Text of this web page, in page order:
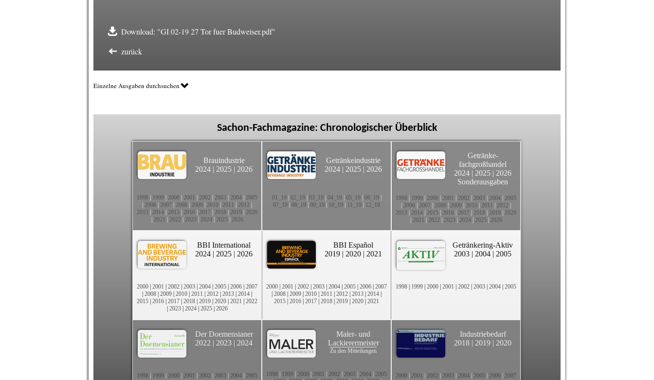
Download: "GI 02-19 27 Tor fuer Budweiser.pdf"
zurück
Einzelne Ausgaben durchsuchen
Sachon-Fachmagazine: Chronologischer Überblick
Brauindustrie
2024 | 2025 | 2026
1998 1999 2000 2001 2002 2003 2004 2005
2006 2007 2008 2009 2010 2011 2012
2013 2014 2015 2016 2017 2018 2019 2020
2021 2022 2023| 2024| 2025| 2026
Getränkeindustrie
2024 | 2025 | 2026
01_19| 02_19| 03_19| 04_19| 05_19| 06_19|
07_19 08_19 09_19 10_19 11_19 12_19
Getränke-
fachgroßhandel
2024 | 2025 | 2026
Sonderausgaben
1998 1999 2000 2001 2002 2003 2004 2005
2006 2007 2008 2009 2010 2011 2012
2013 2014 2015 2016 2017 2018 2019 2020
2021 2022 2023| 2024| 2025| 2026
BBI International
2024 | 2025 | 2026
2000 | 2001 | 2002 | 2003 | 2004 | 2005 | 2006 | 2007
| 2008 | 2009 | 2010 | 2011 | 2012 | 2013 | 2014 |
2015 | 2016 | 2017 | 2018 | 2019 | 2020 | 2021 | 2022
| 2023| 2024| 2025| 2026
BBI Español
2019 | 2020 | 2021
2000 | 2001 | 2002 | 2003 | 2004 | 2005 | 2006 | 2007
| 2008 | 2009 | 2010 | 2011 | 2012 | 2013 | 2014 |
2015 | 2016 | 2017 | 2018 | 2019 | 2020 | 2021
Getränkering-Aktiv
2003 | 2004 | 2005
1998 | 1999 | 2000 | 2001 | 2002 | 2003 | 2004 | 2005
Der Doemensianer
2022 | 2023 | 2024
1998 1999 2000 2001 2002 2003 2004 2005
Maler- und
Lackierermeister
Zu den Mitteilungen
1998 1999 2000 2001 2002 2003 2004 2005
Industriebedarf
2018 | 2019 | 2020
2000 2001 2002 2003 2004 2005 2006 2007